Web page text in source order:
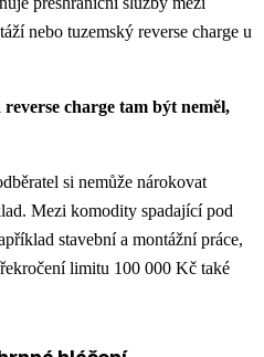
nebo tuzemský reverse charge u
charge tam být neměl,
si nemůže nárokovat
Mezi komodity spadající pod
stavební a montážní práce,
limitu 100 000 Kč také